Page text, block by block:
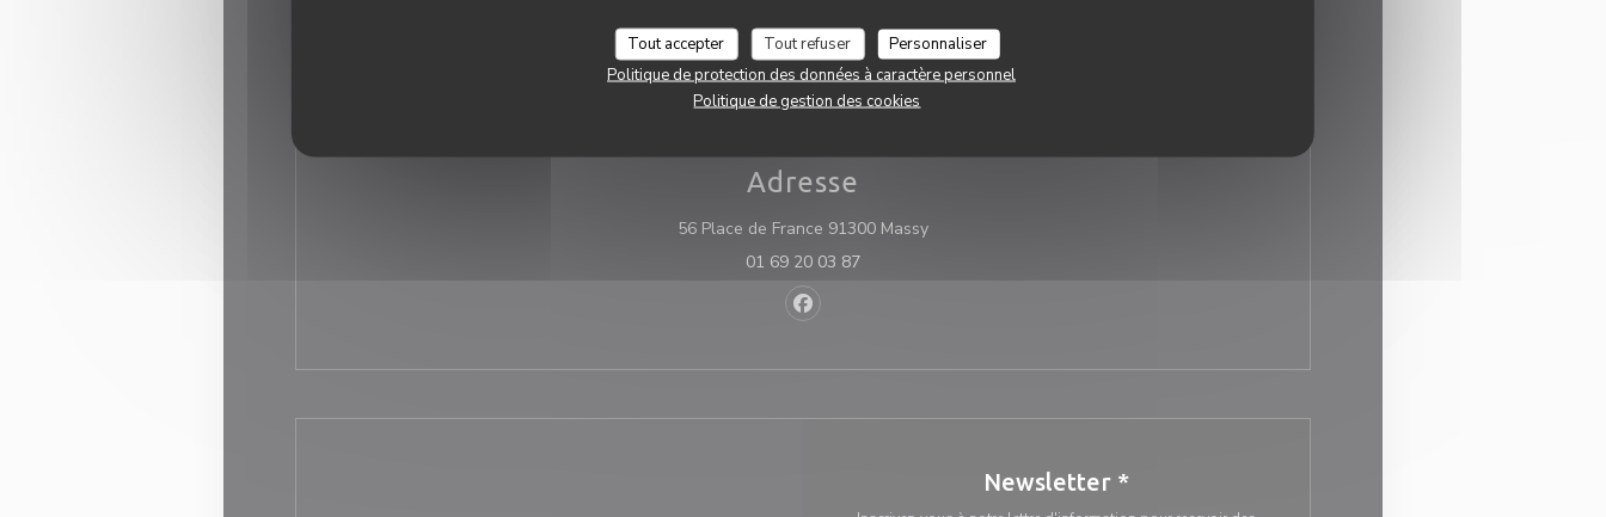
Tout accepter Tout refuser
Personnaliser
Politique de protection des données à caractère personnel
Politique de gestion des cookies
Adresse
56 Place de France 91300 Massy((ouvre une nouvelle fenêtre))
01 69 20 03 87
Facebook ((ouvre une nouvelle fenêtre))
Newsletter *